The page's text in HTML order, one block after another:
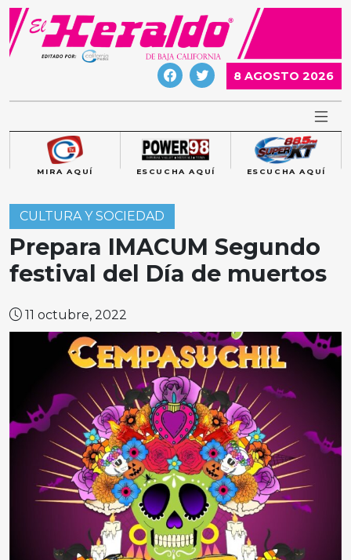
Skip
content
8 AGOSTO 2026
MIRA AQUÍ ESCUCHA AQUÍ ESCUCHA AQUÍ
CULTURA Y SOCIEDAD
Prepara IMACUM Segundo
festival del Día de muertos
11 octubre, 2022